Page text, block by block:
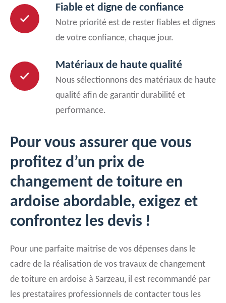
Fiable et digne de confiance
Notre priorité est de rester fiables et dignes
de votre confiance, chaque jour.
Matériaux de haute qualité
Nous sélectionnons des matériaux de haute
qualité afin de garantir durabilité et
performance.
Pour vous assurer que vous
profitez d’un prix de
changement de toiture en
ardoise abordable, exigez et
confrontez les devis !
Pour une parfaite maitrise de vos dépenses dans le
cadre de la réalisation de vos travaux de changement
de toiture en ardoise à Sarzeau, il est recommandé par
les prestataires professionnels de contacter tous les